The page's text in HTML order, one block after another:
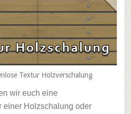
Textur Holzverschalung
wir euch eine
einer Holzschalung oder